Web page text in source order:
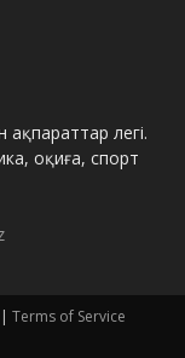
легі.
оқиға, спорт
| Terms of Service